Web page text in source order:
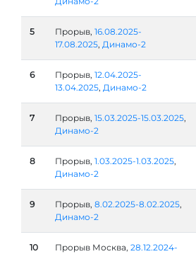
5 Прорыв, 16.08.2025-
17.08.2025, Динамо-2
6 Прорыв, 12.04.2025-
13.04.2025, Динамо-2
7 Прорыв, 15.03.2025-15.03.2025,
Динамо-2
8 Прорыв, 1.03.2025-1.03.2025,
Динамо-2
9 Прорыв, 8.02.2025-8.02.2025,
Динамо-2
10 Прорыв Москва, 28.12.2024-